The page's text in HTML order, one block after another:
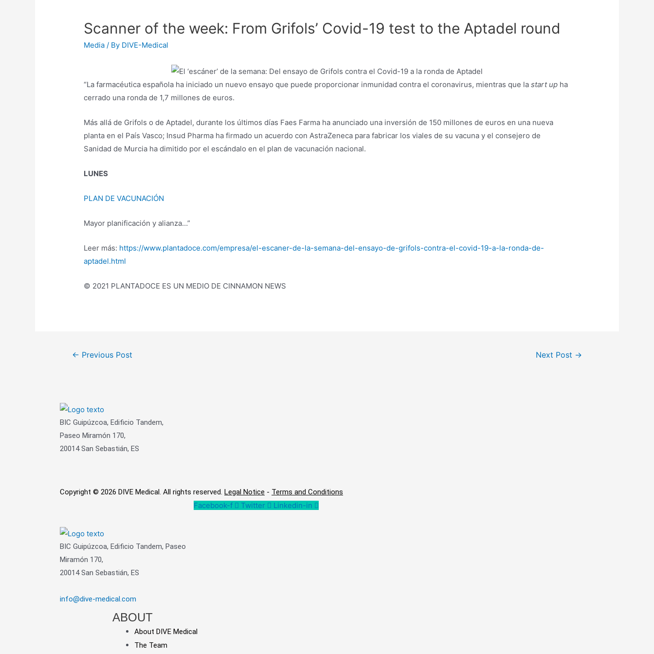
Scanner of the week: From Grifols’ Covid-19 test to the Aptadel round
Media / By DIVE-Medical
“La farmacéutica española ha iniciado un nuevo ensayo que puede proporcionar inmunidad contra el coronavirus, mientras que lastart up ha
cerrado una ronda de 1,7 millones de euros.
Más allá de Grifols o de Aptadel, durante los últimos días Faes Farma ha anunciado una inversión de 150 millones de euros en una nueva
planta en el País Vasco; Insud Pharma ha firmado un acuerdo con AstraZeneca para fabricar los viales de su vacuna y el consejero de
Sanidad de Murcia ha dimitido por el escándalo en el plan de vacunación nacional.
LUNES
PLAN DE VACUNACIÓN
Mayor planificación y alianza…”
Leer más: https://www.plantadoce.com/empresa/el-escaner-de-la-semana-del-ensayo-de-grifols-contra-el-covid-19-a-la-ronda-de-
aptadel.html
© 2021 PLANTADOCE ES UN MEDIO DE CINNAMON NEWS
Post← Previous Post Next Post →
BIC Guipúzcoa, Edificio Tandem,
Paseo Miramón 170,
20014 San Sebastián, ES
Copyright © 2026 DIVE Medical. All rights reserved. Legal Notice - Terms and Conditions
Facebook-f Twitter Linkedin-in
BIC Guipúzcoa, Edificio Tandem, Paseo
Miramón 170,
20014 San Sebastián, ES
info@dive-medical.com
ABOUT
About DIVE Medical
The Team